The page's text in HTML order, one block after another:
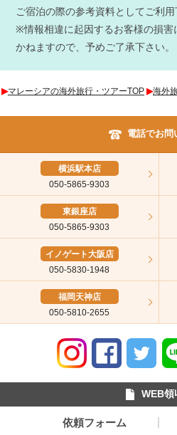
ご宿泊の際の参考資料としてご利用
※情報相違に起因するお客様の損害
かねますので、予めご了承下さい。
▶︎マレーシアの海外旅行・ツアーTOP ▶︎海外
電話でお問
横浜駅本店
050-5865-9303
東銀座店
050-5865-9303
イノゲート大阪店
050-5830-1948
福岡天神店
050-5810-2655
WEB領
依頼フォーム